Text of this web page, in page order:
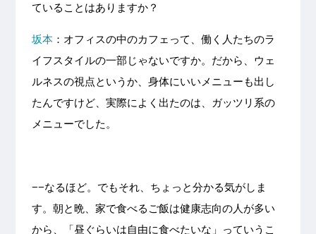
ていることはありますか？
坂本：オフィスの中のカフェって、働く人たちのラ
イフスタイルの一部じゃないですか。だから、ウェ
ルネスの視点というか、身体にいいメニューも出し
たんですけど、実際によく出たのは、ガッツリ系の
メニューでした。
−−なるほど。でもそれ、ちょっと分かる気がしま
す。朝と晩、家で食べるご飯は健康志向の人が多い
から、「昼ぐらいは自由に食べたいな」っていうこ